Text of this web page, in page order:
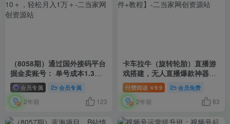
（8058期）通过国外接码平台
掘金卖账号： 单号成本1.3，
利润10＋，轻松月入1万＋
会员专属 会员专属
2年前 123
卡车拉牛（旋转轮胎）直播游
戏搭建，无人直播爆款神器
【软件+教程】
付费阅读 ￥9.9 会员免费
2年前 83